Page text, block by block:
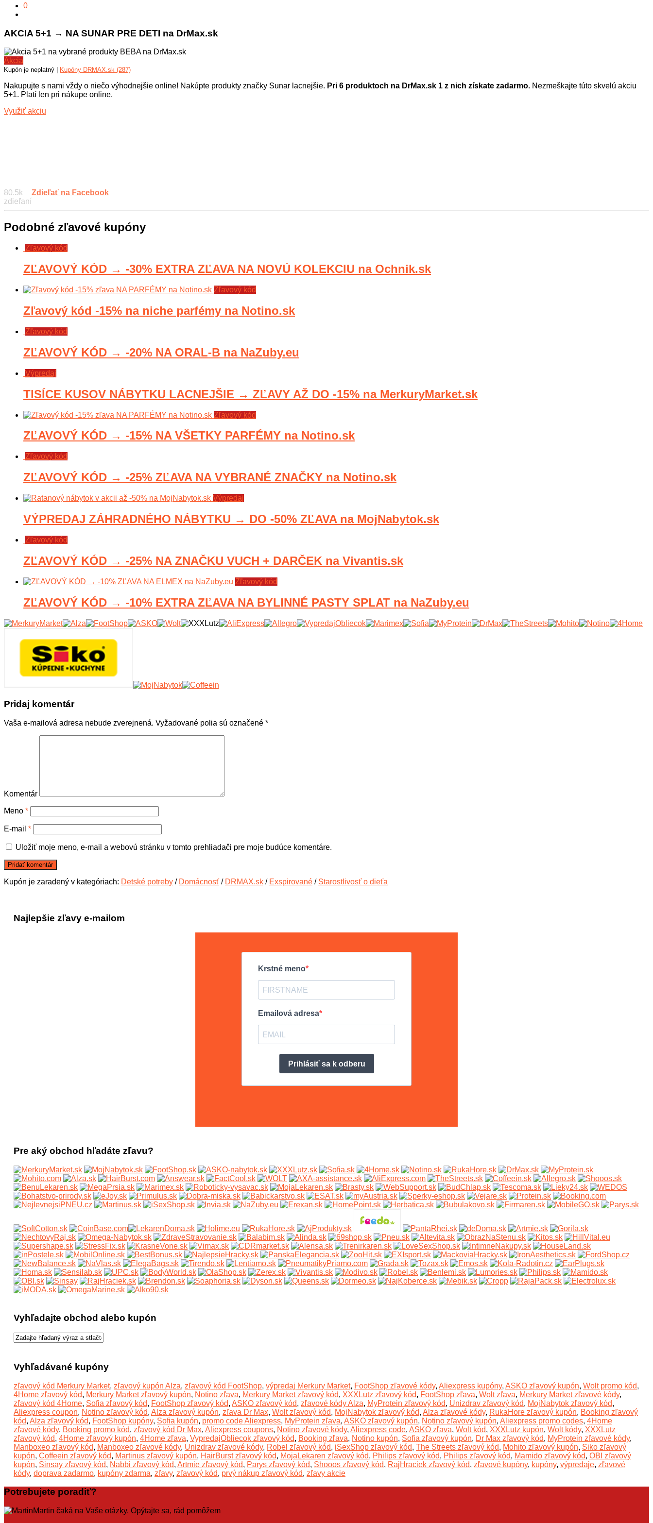
0
AKCIA 5+1 → NA SUNAR PRE DETI na DrMax.sk
Akcia
Kupón je neplatný | Kupóny DRMAX.sk (287)
Nakupujte s nami vždy o niečo výhodnejšie online! Nakúpte produkty značky Sunar lacnejšie. Pri 6 produktoch na DrMax.sk 1 z nich získate zadarmo. Nezmeškajte túto skvelú akciu
5+1. Platí len pri nákupe online.
Využiť akciu
80.5k
zdieľaní
Zdieľať na Facebook
Podobné zľavové kupóny
Zľavový kód
ZĽAVOVÝ KÓD → -30% EXTRA ZĽAVA NA NOVÚ KOLEKCIU na Ochnik.sk
Zľavový kód
Zľavový kód -15% na niche parfémy na Notino.sk
Zľavový kód
ZĽAVOVÝ KÓD → -20% NA ORAL-B na NaZuby.eu
Výpredaj
TISÍCE KUSOV NÁBYTKU LACNEJŠIE → ZĽAVY AŽ DO -15% na MerkuryMarket.sk
Zľavový kód
ZĽAVOVÝ KÓD → -15% NA VŠETKY PARFÉMY na Notino.sk
Zľavový kód
ZĽAVOVÝ KÓD → -25% ZĽAVA NA VYBRANÉ ZNAČKY na Notino.sk
Výpredaj
VÝPREDAJ ZÁHRADNÉHO NÁBYTKU → DO -50% ZĽAVA na MojNabytok.sk
Zľavový kód
ZĽAVOVÝ KÓD → -25% NA ZNAČKU VUCH + DARČEK na Vivantis.sk
Zľavový kód
ZĽAVOVÝ KÓD → -10% EXTRA ZĽAVA NA BYLINNÉ PASTY SPLAT na NaZuby.eu
Pridaj komentár
Vaša e-mailová adresa nebude zverejnená. Vyžadované polia sú označené *
Komentár
Meno *
E-mail *
Uložiť moje meno, e-mail a webovú stránku v tomto prehliadači pre moje budúce komentáre.
Kupón je zaradený v kategóriach: Detské potreby / Domácnosť / DRMAX.sk / Exspirované / Starostlivosť o dieťa
Najlepšie zľavy e-mailom
Pre aký obchod hľadáte zľavu?
Vyhľadajte obchod alebo kupón
Vyhľadávané kupóny
zľavový kód Merkury Market, zľavový kupón Alza, zľavový kód FootShop, výpredaj Merkury Market, FootShop zľavové kódy, Aliexpress kupóny, ASKO zľavový kupón, Wolt promo kód,
4Home zľavový kód, Merkury Market zľavový kupón, Notino zľava, Merkury Market zľavový kód, XXXLutz zľavový kód, FootShop zľava, Wolt zľava, Merkury Market zľavové kódy,
zľavový kód 4Home, Sofia zľavový kód, FootShop zľavový kód, ASKO zľavový kód, zľavové kódy Alza, MyProtein zľavový kód, Unizdrav zľavový kód, MojNabytok zľavový kód,
Aliexpress coupon, Notino zľavový kód, Alza zľavový kupón, zľava Dr Max, Wolt zľavový kód, MojNabytok zľavový kód, Alza zľavové kódy, RukaHore zľavový kupón, Booking zľavový
kód, Alza zľavový kód, FootShop kupóny, Sofia kupón, promo code Aliexpress, MyProtein zľava, ASKO zľavový kupón, Notino zľavový kupón, Aliexpress promo codes, 4Home
zľavové kódy, Booking promo kód, zľavový kód Dr Max, Aliexpress coupons, Notino zľavové kódy, Aliexpress code, ASKO zľava, Wolt kód, XXXLutz kupón, Wolt kódy, XXXLutz
zľavový kód, 4Home zľavový kupón, 4Home zľava, VypredajObliecok zľavový kód, Booking zľava, Notino kupón, Sofia zľavový kupón, Dr Max zľavový kód, MyProtein zľavové kódy,
Manboxeo zľavový kód, Manboxeo zľavové kódy, Unizdrav zľavové kódy, Robel zľavový kód, iSexShop zľavový kód, The Streets zľavový kód, Mohito zľavový kupón, Siko zľavový
kupón, Coffeein zľavový kód, Martinus zľavový kupón, HairBurst zľavový kód, MojaLekaren zľavový kód, Philips zľavový kód, Philips zľavový kód, Mamido zľavový kód, OBI zľavový
kupón, Sinsay zľavový kód, Nabbi zľavový kód, Artmie zľavový kód, Parys zľavový kód, Shooos zľavový kód, RajHraciek zľavový kód, zľavové kupóny, kupóny, výpredaje, zľavové
kódy, doprava zadarmo, kupóny zdarma, zľavy, zľavový kód, prvý nákup zľavový kód, zľavy akcie
Potrebujete poradiť?
Martin čaká na Vaše otázky. Opýtajte sa, rád pomôžem